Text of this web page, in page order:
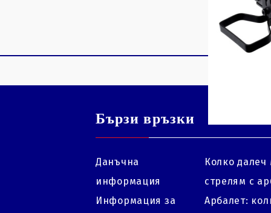
Бързи връзки
Данъчна
информация
Информация за
Колко далеч
стрелям с
Арбалет: